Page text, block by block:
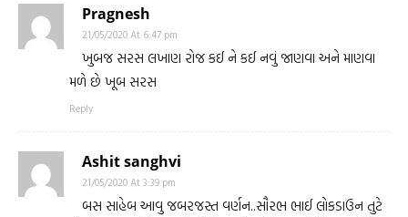
Pragnesh
21/05/2020 At 6:47 pm
ખુબજ સરસ લખાણ રોજ કઈ ને કઈ નવું જાણવા અને માણવા
મળે છે ખૂબ સરસ
Reply
Ashit sanghvi
21/05/2020 At 3:39 pm
બસ સાહેબ આવુ જબરજસ્ત વર્ણન..સૌરભ ભાઈ લોકડાઉન તુટે